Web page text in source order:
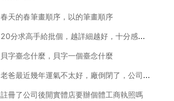
春天的春筆畫順序，以的筆畫順序
20分求高手給批個，越詳細越好，十分感謝！不是軟體的
貝字臺念什麼，貝字一個臺念什麼
老爸最近幾年運氣不太好，廠倒閉了，公司負債累累，爺爺奶奶陸續逝世了，叫來個風水師傅來家看，風水師傅
註冊了公司後開實體店要辦個體工商執照嗎